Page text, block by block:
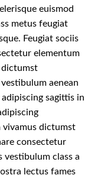
euismod
metus feugiat
Feugiat sociis
elementum
dictumst
aenean
sagittis in
dictumst
consectetur
vestibulum class a
lectus fames